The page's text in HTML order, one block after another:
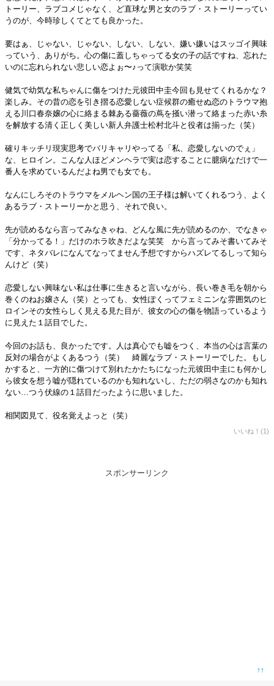
トーリー、ラブコメじゃなく、ど直球な男と女のラブ・ストーリーってい
うのが、今時珍しくてとても良かった。
要はぁ、じゃない、じゃない、しない、しない、嫌い嫌いはスッゴイ興味
っていう、ありがち。心の傷に蓋しちゃってる女の子の話ですね、忘れた
いのに忘れられない悲しい恋よぉ〜♪って演歌か笑笑
健気で幼気な私ちゃんに傷をつけた元彼田中圭今回も見せてくれるかな？
楽しみ。その昔の恋を引き摺る恋愛しない症候群の癒せぬ恋のトラウマ抱
える川口春奈嬢の心に絡まる棘ある薔薇の蔦を掻い潜って絡まった赤い糸
を解放する清く正しく美しい新人弁護士松村北斗と役者は揃った（笑）
確りキッチリ現実思考でバリキャリやってる「私、恋愛しないのでぇ」
な、ヒロイン。こんな人ほどメンヘラで実は恋することに臆病なだけで一
番人を求めているんだよね男でも女でも。
なんにしろそのトラウマをメルヘン国の王子様は解いてくれるつう、よく
あるラブ・ストーリーかと思う、それで良い。
先が読めるなら言ってみなきゃね、どんな風に先が読めるのか、でなきゃ
「分かってる！」だけのホラ吹きだよな笑笑 から言ってみそ書いてみそ
です、ネタバレになんてなってません予想ですからハズレてるしって知ら
んけど（笑）
恋愛しない興味ない私は仕事に生きると言いながら、長い巻き毛を朝から
巻くのねお嬢さん（笑）とっても、女性ぽくってフェミニンな雰囲気のヒ
ロインその女性らしく見える見た目が、彼女の心の傷を物語っているよう
に見えた１話目でした。
今回のお話も、良かったです。人は真心でも嘘をつく、本当の心は言葉の
反対の場合がよくあるつう（笑） 綺麗なラブ・ストーリーでした。もし
かすると、一方的に傷つけて別れたかたちになった元彼田中圭にも何かし
ら彼女を想う嘘が隠れているのかも知れないし、ただの弱さなのかも知れ
ない…つう伏線の１話目だったように思いました。
相関図見て、役名覚えよっと（笑）
いいね！(1)
スポンサーリンク
↑↑